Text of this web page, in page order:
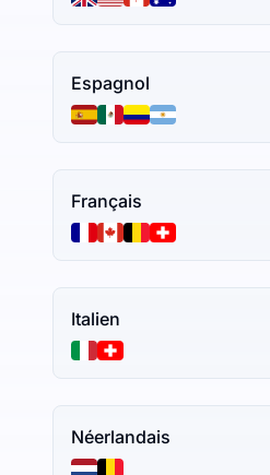
Espagnol
Français
Italien
Néerlandais